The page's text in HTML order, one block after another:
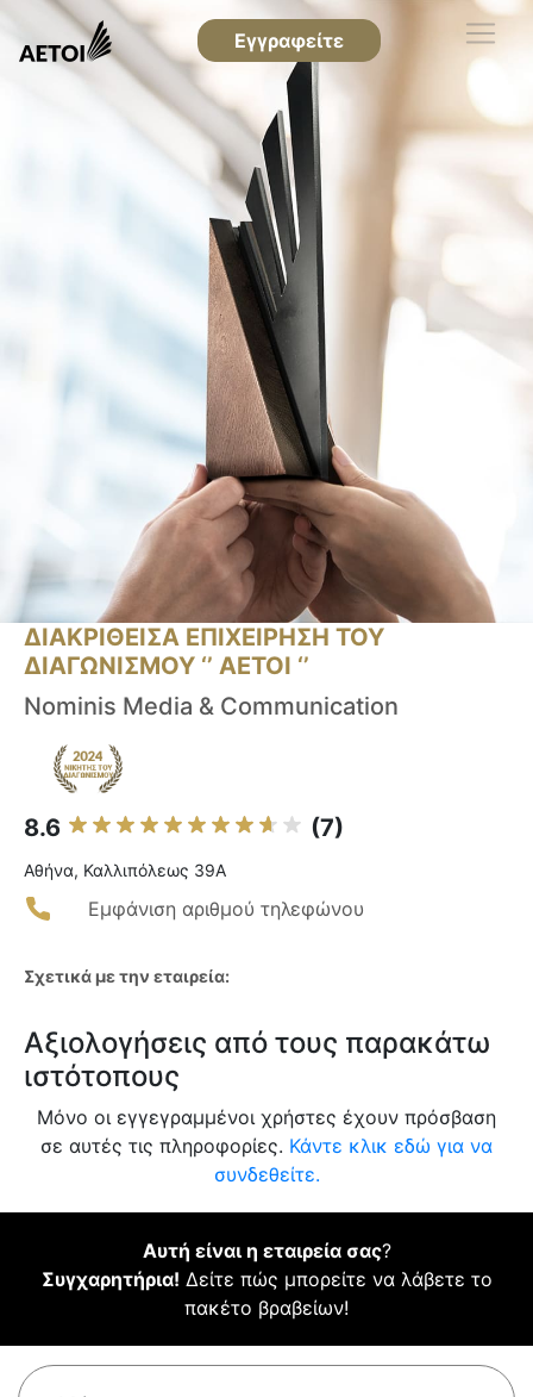
Εγγραφείτε
ΔΙΑΚΡΙΘΕΙΣΑ ΕΠΙΧΕΙΡΗΣΗ ΤΟΥ
ΔΙΑΓΩΝΙΣΜΟΥ ‘’ ΑΕΤΟΙ ‘’
Nominis Media & Communication
8.6 (7)
Αθήνα, Καλλιπόλεως 39Α
Εμφάνιση αριθμού τηλεφώνου
Σχετικά με την εταιρεία:
Αξιολογήσεις από τους παρακάτω
ιστότοπους
Μόνο οι εγγεγραμμένοι χρήστες έχουν πρόσβαση
σε αυτές τις πληροφορίες. Κάντε κλικ εδώ για να
συνδεθείτε.
Αυτή είναι η εταιρεία σας?
Συγχαρητήρια! Δείτε πώς μπορείτε να λάβετε το
πακέτο βραβείων!